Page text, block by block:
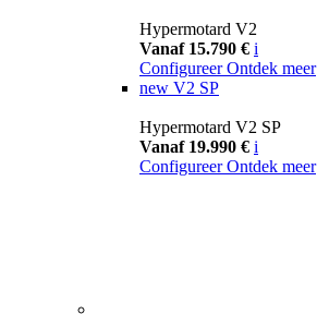
Hypermotard V2
Vanaf 15.790 € i
Configureer Ontdek meer
new V2 SP
Hypermotard V2 SP
Vanaf 19.990 € i
Configureer Ontdek meer